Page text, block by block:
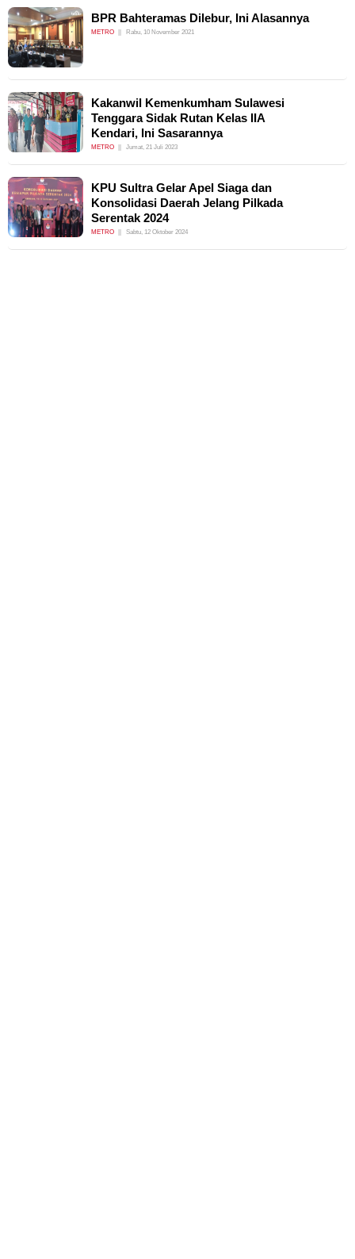
BPR Bahteramas Dilebur, Ini Alasannya
METRO Rabu, 10 November 2021
Kakanwil Kemenkumham Sulawesi
Tenggara Sidak Rutan Kelas IIA
Kendari, Ini Sasarannya
METRO Jumat, 21 Juli 2023
KPU Sultra Gelar Apel Siaga dan
Konsolidasi Daerah Jelang Pilkada
Serentak 2024
METRO Sabtu, 12 Oktober 2024